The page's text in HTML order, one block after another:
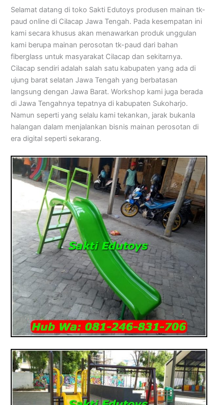
Selamat datang di toko Sakti Edutoys produsen mainan tk-
paud online di Cilacap Jawa Tengah. Pada kesempatan ini
kami secara khusus akan menawarkan produk unggulan
kami berupa mainan perosotan tk-paud dari bahan
fiberglass untuk masyarakat Cilacap dan sekitarnya.
Cilacap sendiri adalah salah satu kabupaten yang ada di
ujung barat selatan Jawa Tengah yang berbatasan
langsung dengan Jawa Barat. Workshop kami juga berada
di Jawa Tengahnya tepatnya di kabupaten Sukoharjo.
Namun seperti yang selalu kami tekankan, jarak bukanla
halangan dalam menjalankan bisnis mainan perosotan di
era digital seperti sekarang.